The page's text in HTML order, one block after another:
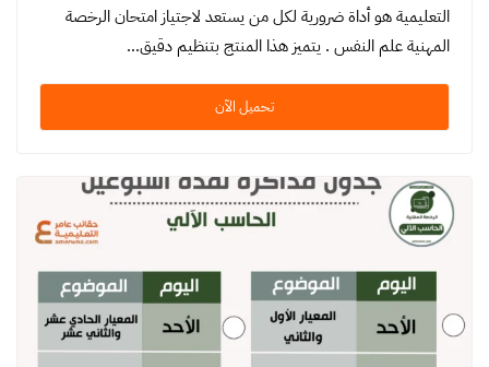
التعليمية هو أداة ضرورية لكل من يستعد لاجتياز امتحان الرخصة
المهنية علم النفس . يتميز هذا المنتج بتنظيم دقيق…
تحميل الآن